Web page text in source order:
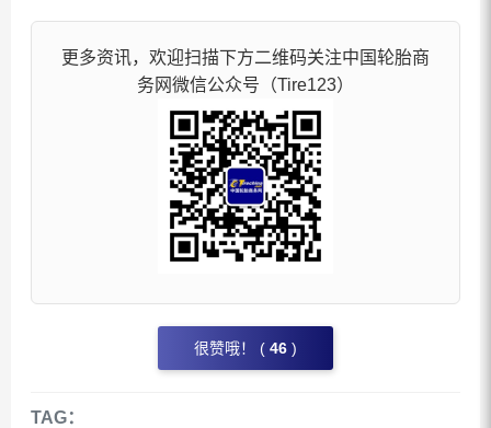
更多资讯，欢迎扫描下方二维码关注中国轮胎商
务网微信公众号（Tire123）
很赞哦！ ( 46 )
TAG：